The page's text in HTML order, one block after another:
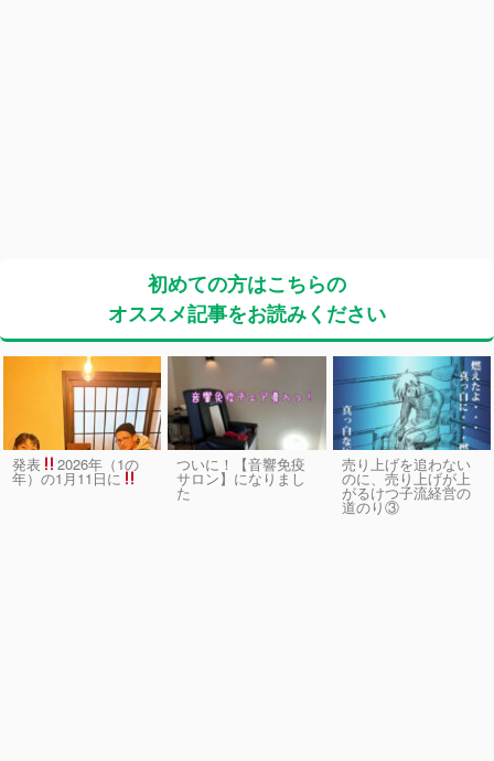
初めての方はこちらの
オススメ記事をお読みください
発表 2026年（1の
年）の1月11日に
ついに！【音響免疫
サロン】になりまし
た
売り上げを追わない
のに、売り上げが上
がるけつ子流経営の
道のり③